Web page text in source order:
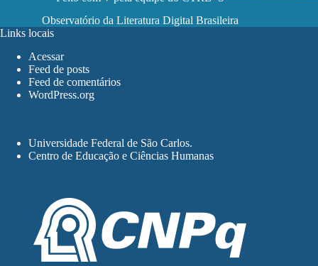
Observatório da Literatura Digital Brasileira
Links locais
Acessar
Feed de posts
Feed de comentários
WordPress.org
Universidade Federal de São Carlos.
Centro de Educação e Ciências Humanas